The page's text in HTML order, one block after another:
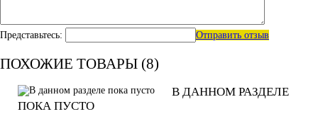
Представьтесь: Отправить отзыв
ПОХОЖИЕ ТОВАРЫ (8)
В ДАННОМ РАЗДЕЛЕ
ПОКА ПУСТО